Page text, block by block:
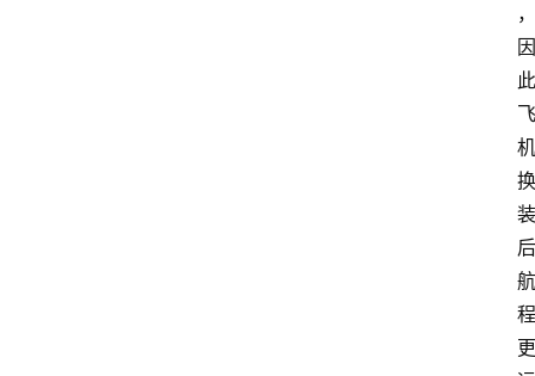
，
因
此
飞
机
换
装
后
航
程
更